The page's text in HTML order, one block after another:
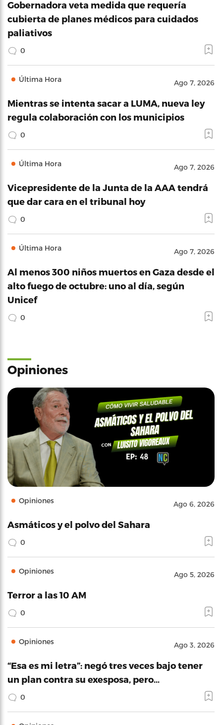
Gobernadora veta medida que requería
cubierta de planes médicos para cuidados
paliativos
0
Última Hora Ago 7, 2026
Mientras se intenta sacar a LUMA, nueva ley
regula colaboración con los municipios
0
Última Hora Ago 7, 2026
Vicepresidente de la Junta de la AAA tendrá
que dar cara en el tribunal hoy
0
Última Hora Ago 7, 2026
Al menos 300 niños muertos en Gaza desde el
alto fuego de octubre: uno al día, según
Unicef
0
Opiniones
Opiniones Ago 6, 2026
Asmáticos y el polvo del Sahara
0
Opiniones Ago 5, 2026
Terror a las 10 AM
0
Opiniones Ago 3, 2026
“Esa es mi letra”: negó tres veces bajo tener
un plan contra su exesposa, pero…
0